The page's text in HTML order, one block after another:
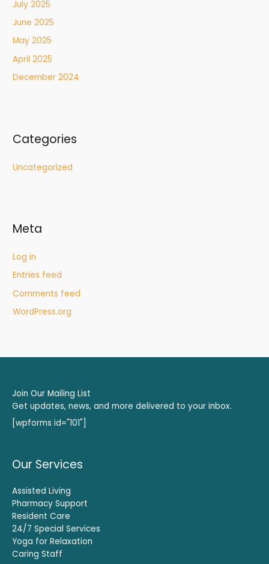
July 2025
June 2025
May 2025
April 2025
December 2024
Categories
Uncategorized
Meta
Log in
Entries feed
Comments feed
WordPress.org
Join Our Mailing List
Get updates, news, and more delivered to your inbox.
[wpforms id="101"]
Our Services
Assisted Living
Pharmacy Support
Resident Care
24/7 Special Services
Yoga for Relaxation
Caring Staff